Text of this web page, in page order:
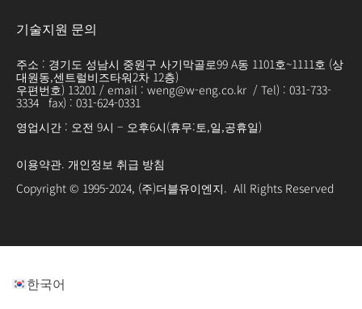
기술지원 문의
주소 : 경기도 성남시 중원구 사기막골로99 A동 1101호~1111호 (상
대원동,센트럴비즈타워2차 12층)
우편번호) 13201 / email : weng@w-eng.co.kr / Tel) : 031-733-
3334 fax) : 031-624-0331
영업시간 : 오전 9시 – 오후6시(휴무:토,일,공휴일)
이용약관. 개인정보 취급 방침
Copyright © 1995-2024, (주)더블유이엔지. All Rights Reserved
한국어